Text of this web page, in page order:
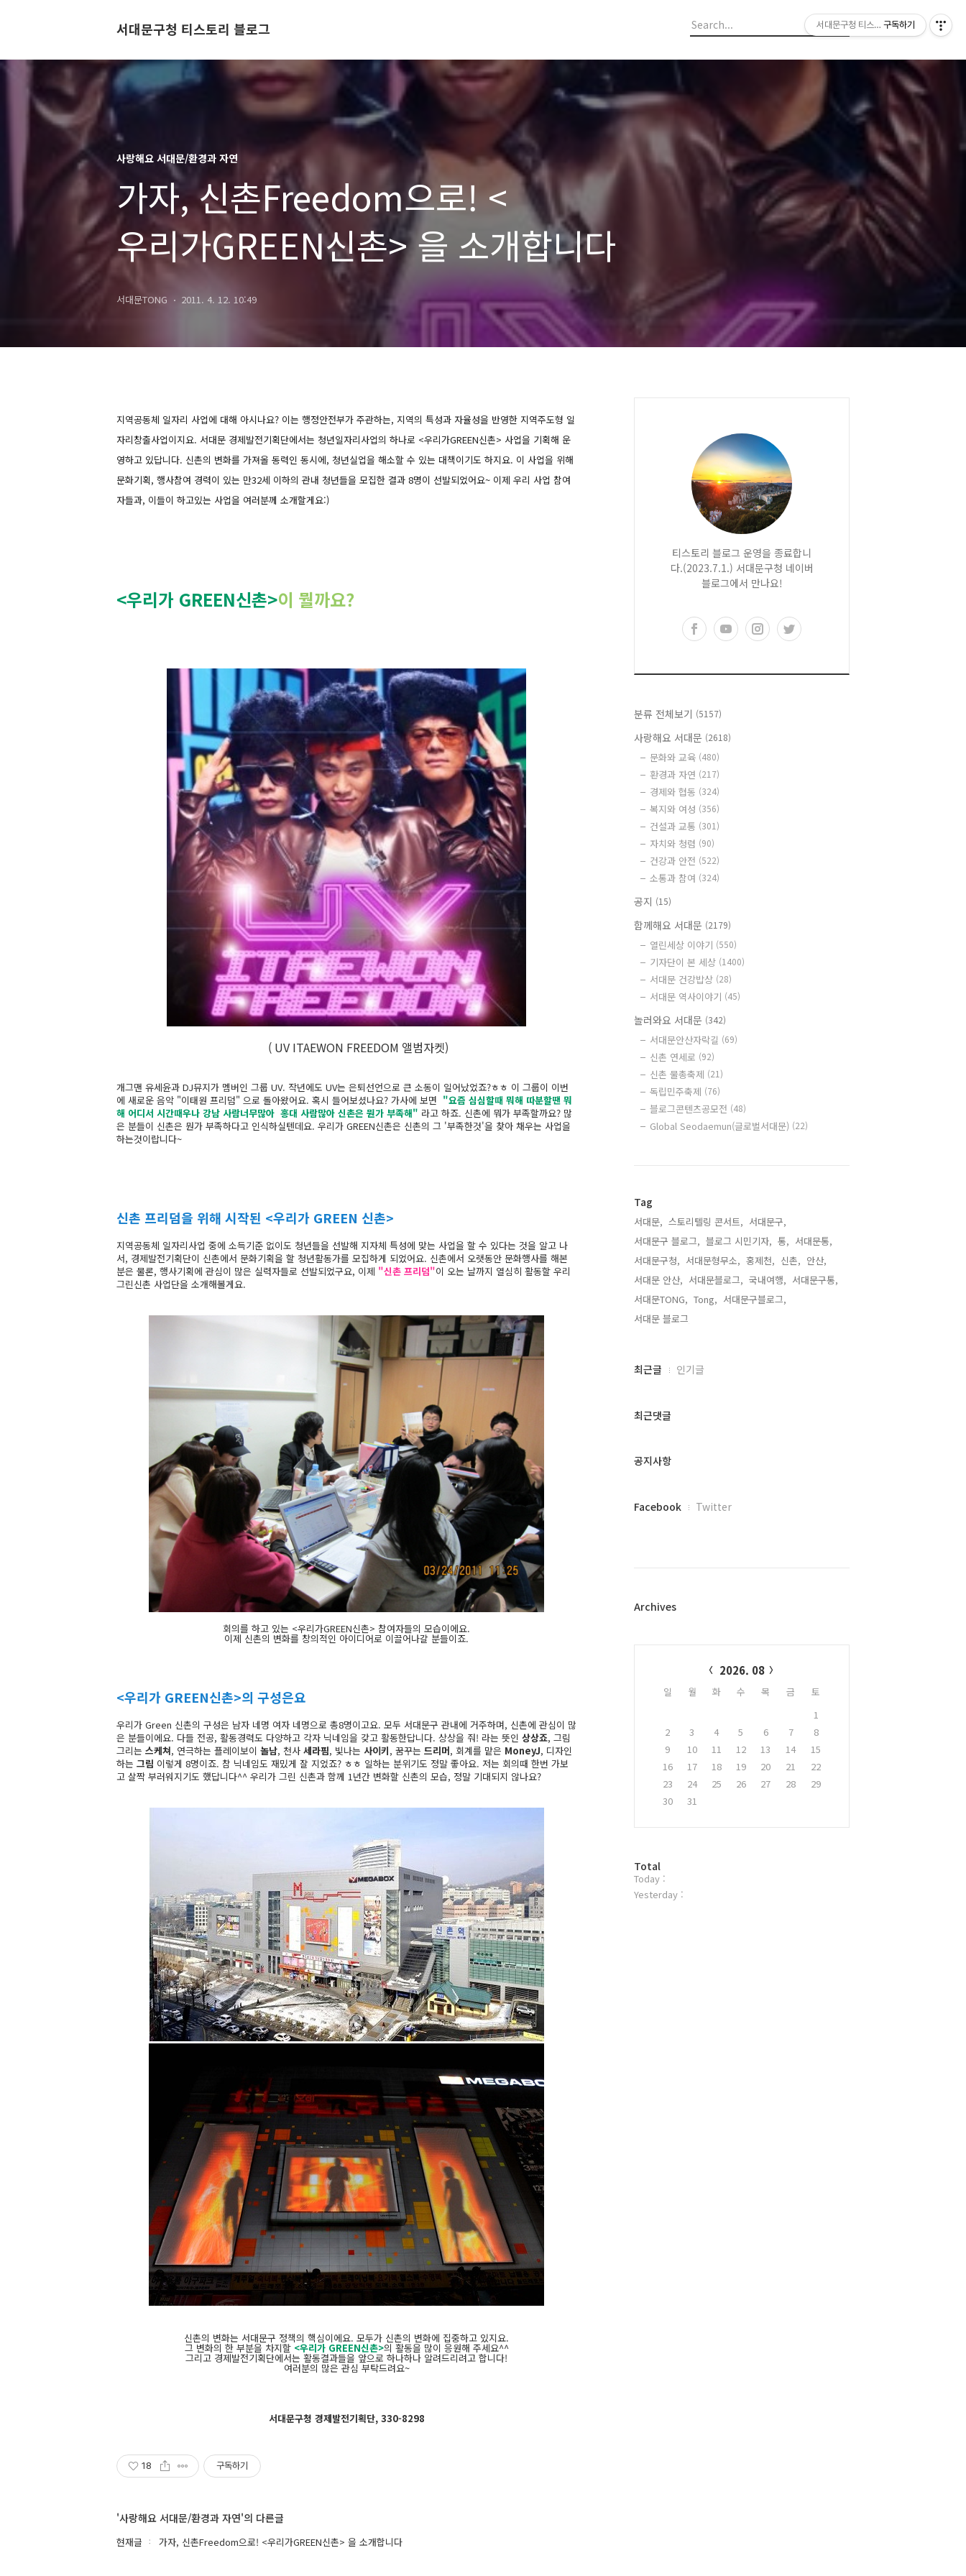
서대문구청 티스토리 블로그
사랑해요 서대문/환경과 자연
가자, 신촌Freedom으로! <
우리가GREEN신촌> 을 소개합니다
서대문TONG 2011. 4. 12. 10:49
지역공동체 일자리 사업에 대해 아시나요? 이는 행정안전부가 주관하는, 지역의 특성과 자율성을 반영한 지역주도형 일
자리창출사업이지요. 서대문 경제발전기획단에서는 청년일자리사업의 하나로 <우리가GREEN신촌> 사업을 기획해 운
영하고 있답니다. 신촌의 변화를 가져올 동력인 동시에, 청년실업을 해소할 수 있는 대책이기도 하지요. 이 사업을 위해
문화기획, 행사참여 경력이 있는 만32세 이하의 관내 청년들을 모집한 결과 8명이 선발되었어요~ 이제 우리 사업 참여
자들과, 이들이 하고있는 사업을 여러분께 소개할게요:)
<우리가 GREEN신촌>이 뭘까요?
( UV ITAEWON FREEDOM 앨범자켓)
개그맨 유세윤과 DJ뮤지가 멤버인 그룹 UV. 작년에도 UV는 은퇴선언으로 큰 소동이 일어났었죠?ㅎㅎ 이 그룹이 이번
에 새로운 음악 "이태원 프리덤" 으로 돌아왔어요. 혹시 들어보셨나요? 가사에 보면 "요즘 심심할때 뭐해 따분할땐 뭐
해 어디서 시간때우나 강남 사람너무많아 홍대 사람많아 신촌은 뭔가 부족해" 라고 하죠. 신촌에 뭐가 부족할까요? 많
은 분들이 신촌은 뭔가 부족하다고 인식하실텐데요. 우리가 GREEN신촌은 신촌의 그 '부족한것'을 찾아 채우는 사업을
하는것이랍니다~
신촌 프리덤을 위해 시작된 <우리가 GREEN 신촌>
지역공동체 일자리사업 중에 소득기준 없이도 청년들을 선발해 지자체 특성에 맞는 사업을 할 수 있다는 것을 알고 나
서, 경제발전기획단이 신촌에서 문화기획을 할 청년활동가를 모집하게 되었어요. 신촌에서 오랫동안 문화행사를 해본
분은 물론, 행사기획에 관심이 많은 실력자들로 선발되었구요, 이제 "신촌 프리덤"이 오는 날까지 열심히 활동할 우리
그린신촌 사업단을 소개해볼게요.
회의를 하고 있는 <우리가GREEN신촌> 참여자들의 모습이에요.
이제 신촌의 변화를 창의적인 아이디어로 이끌어나갈 분들이죠.
<우리가 GREEN신촌>의 구성은요
우리가 Green 신촌의 구성은 남자 네명 여자 네명으로 총8명이고요. 모두 서대문구 관내에 거주하며, 신촌에 관심이 많
은 분들이에요. 다들 전공, 활동경력도 다양하고 각자 닉네임을 갖고 활동한답니다. 상상을 줘! 라는 뜻인 상상죠, 그림
그리는 스케쳐, 연극하는 플레이보이 놀남, 천사 세라핌, 빛나는 사이키, 꿈꾸는 드리머, 회계를 맡은 MoneyJ, 디자인
하는 그림 이렇게 8명이죠. 참 닉네임도 재밌게 잘 지었죠? ㅎㅎ 일하는 분위기도 정말 좋아요. 저는 회의때 한번 가보
고 살짝 부러워지기도 했답니다^^ 우리가 그린 신촌과 함께 1년간 변화할 신촌의 모습, 정말 기대되지 않나요?
신촌의 변화는 서대문구 정책의 핵심이에요. 모두가 신촌의 변화에 집중하고 있지요.
그 변화의 한 부분을 차지할 <우리가 GREEN신촌>의 활동을 많이 응원해 주세요^^
그리고 경제발전기획단에서는 활동결과들을 앞으로 하나하나 알려드리려고 합니다!
여러분의 많은 관심 부탁드려요~
서대문구청 경제발전기획단, 330-8298
18 구독하기
'사랑해요 서대문/환경과 자연'의 다른글
현재글 가자, 신촌Freedom으로! <우리가GREEN신촌> 을 소개합니다
티스토리 블로그 운영을 종료합니
다.(2023.7.1.) 서대문구청 네이버
블로그에서 만나요!
분류 전체보기 (5157)
사랑해요 서대문 (2618)
문화와 교육 (480)
환경과 자연 (217)
경제와 협동 (324)
복지와 여성 (356)
건설과 교통 (301)
자치와 청렴 (90)
건강과 안전 (522)
소통과 참여 (324)
공지 (15)
함께해요 서대문 (2179)
열린세상 이야기 (550)
기자단이 본 세상 (1400)
서대문 건강밥상 (28)
서대문 역사이야기 (45)
놀러와요 서대문 (342)
서대문안산자락길 (69)
신촌 연세로 (92)
신촌 물총축제 (21)
독립민주축제 (76)
블로그콘텐츠공모전 (48)
Global Seodaemun(글로벌서대문) (22)
Tag
서대문, 스토리텔링 콘서트, 서대문구,
서대문구 블로그, 블로그 시민기자, 통, 서대문통,
서대문구청, 서대문형무소, 홍제천, 신촌, 안산,
서대문 안산, 서대문블로그, 국내여행, 서대문구통,
서대문TONG, Tong, 서대문구블로그,
서대문 블로그,
최
과
글
최근글 인기글
최근댓글
공지사항
페
플
Facebook Twitter
Archives
2026. 08
일 월 화 수 목 금
토
1
2
3 4 5 6 7
8
9
10 11 12 13 14
15
16
17 18 19 20 21
22
23
24 25 26 27 28
29
30
31
방
문
자
Total
Today :
Yesterday :
서대문구청 티스토리 블로그
구독하기